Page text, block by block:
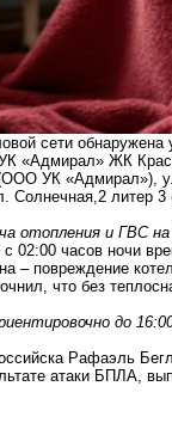
сети обнаружена
УК «Адмирал» ЖК
УК «Адмирал»),
Солнечная,2
отопления и ГВС
02:00 часов ночи
– повреждение
что без
до
Рафаэль
атаки БПЛА,